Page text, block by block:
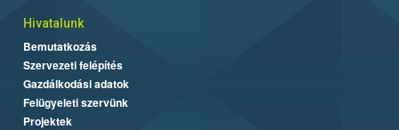
Hivatalunk
Bemutatkozás
Szervezeti felépítés
Gazdálkodási adatok
Felügyeleti szervünk
Projektek